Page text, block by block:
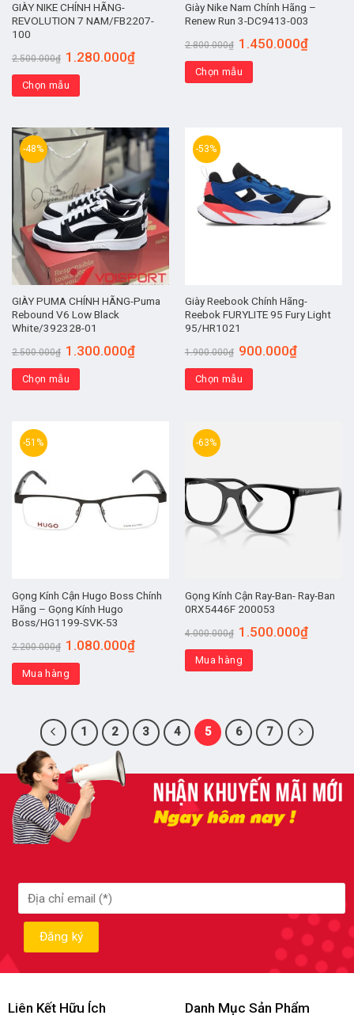
GIÀY NIKE CHÍNH HÃNG-
REVOLUTION 7 NAM/FB2207-
100
2.500.000₫ 1.280.000₫
Chọn mẫu
Giày Nike Nam Chính Hãng –
Renew Run 3-DC9413-003
2.800.000₫ 1.450.000₫
Chọn mẫu
-48%
GIÀY PUMA CHÍNH HÃNG-Puma
Rebound V6 Low Black
White/392328-01
2.500.000₫ 1.300.000₫
Chọn mẫu
-53%
Giày Reebook Chính Hãng-
Reebok FURYLITE 95 Fury Light
95/HR1021
1.900.000₫ 900.000₫
Chọn mẫu
-51%
Gọng Kính Cận Hugo Boss Chính
Hãng – Gọng Kính Hugo
Boss/HG1199-SVK-53
2.200.000₫ 1.080.000₫
Mua hàng
-63%
Gọng Kính Cận Ray-Ban- Ray-Ban
0RX5446F 200053
4.000.000₫ 1.500.000₫
Mua hàng
1 2 3 4 5 6 7
Liên Kết Hữu Ích Danh Mục Sản Phẩm